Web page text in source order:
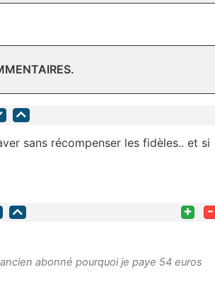
sans récompenser les fidèles.. et si
+ -
abonné pourquoi je paye 54 euros